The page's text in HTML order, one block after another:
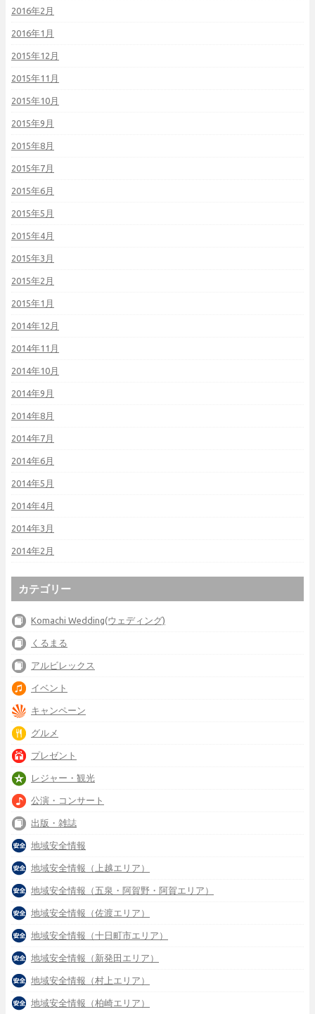
2016年2月
2016年1月
2015年12月
2015年11月
2015年10月
2015年9月
2015年8月
2015年7月
2015年6月
2015年5月
2015年4月
2015年3月
2015年2月
2015年1月
2014年12月
2014年11月
2014年10月
2014年9月
2014年8月
2014年7月
2014年6月
2014年5月
2014年4月
2014年3月
2014年2月
カテゴリー
Komachi Wedding(ウェディング)
くるまる
アルビレックス
イベント
キャンペーン
グルメ
プレゼント
レジャー・観光
公演・コンサート
出版・雑誌
地域安全情報
地域安全情報（上越エリア）
地域安全情報（五泉・阿賀野・阿賀エリア）
地域安全情報（佐渡エリア）
地域安全情報（十日町市エリア）
地域安全情報（新発田エリア）
地域安全情報（村上エリア）
地域安全情報（柏崎エリア）